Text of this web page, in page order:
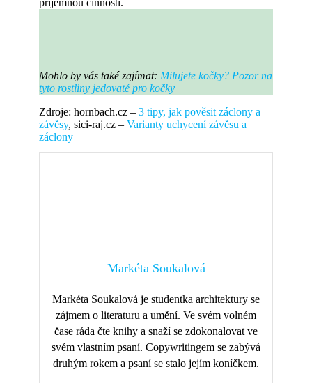
Mohlo by vás také zajímat: Milujete kočky? Pozor na
tyto rostliny jedovaté pro kočky
Zdroje: hornbach.cz – 3 tipy, jak pověsit záclony a
závěsy, sici-raj.cz – Varianty uchycení závěsu a
záclony
Markéta Soukalová
Markéta Soukalová je studentka architektury se
zájmem o literaturu a umění. Ve svém volném
čase ráda čte knihy a snaží se zdokonalovat ve
svém vlastním psaní. Copywritingem se zabývá
druhým rokem a psaní se stalo jejím koníčkem.